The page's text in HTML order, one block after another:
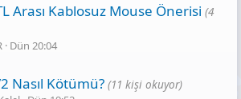
Arası Kablosuz Mouse Önerisi (4
Dün 20:04
Nasıl Kötümü? (11 kişi okuyor)